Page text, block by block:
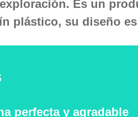
Es un
plástico, su diseño
perfecta y agradable